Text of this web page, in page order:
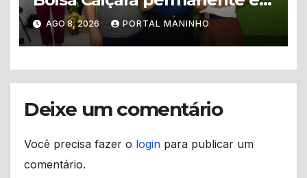
mais de 200 famílias recebem
novos cartões em Alvarães
AGO 8, 2026 PORTAL MANINHO
Deixe um comentário
Você precisa fazer o login para publicar um
comentário.